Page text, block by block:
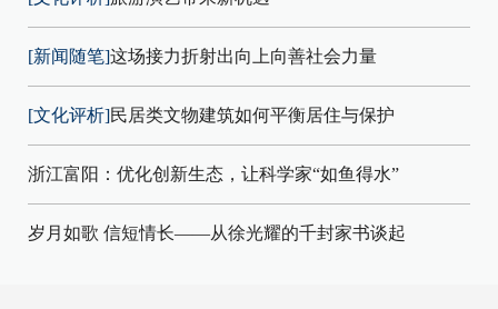
[新闻随笔]这场接力折射出向上向善社会力量
[文化评析]民居类文物建筑如何平衡居住与保护
浙江富阳：优化创新生态，让科学家“如鱼得水”
岁月如歌 信短情长——从徐光耀的千封家书谈起